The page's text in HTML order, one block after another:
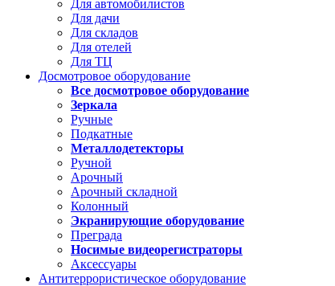
Для автомобилистов
Для дачи
Для складов
Для отелей
Для ТЦ
Досмотровое оборудование
Все досмотровое оборудование
Зеркала
Ручные
Подкатные
Металлодетекторы
Ручной
Арочный
Арочный складной
Колонный
Экранирующие оборудование
Преграда
Носимые видеорегистраторы
Аксессуары
Антитеррористическое оборудование